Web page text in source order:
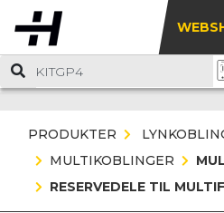
PRODUKTER
MULTIKOBLINGER
RESERVEDELE TIL